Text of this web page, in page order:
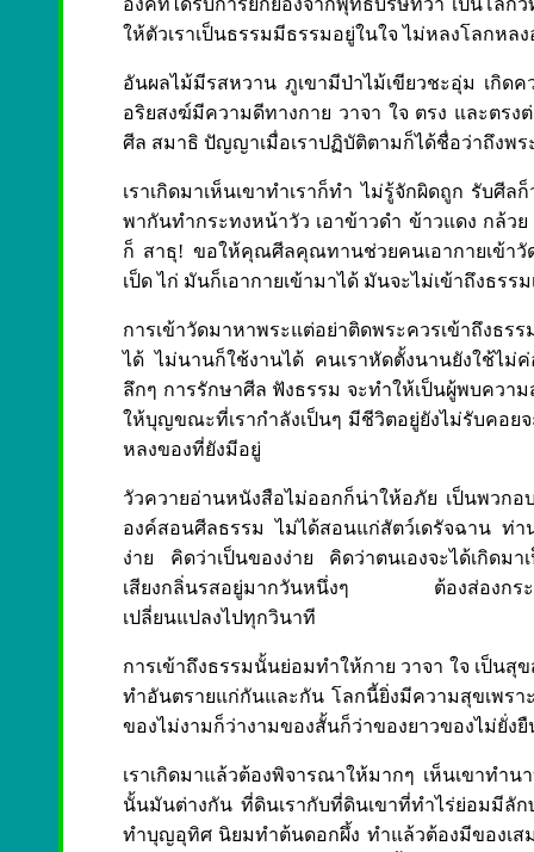
องค์ที่ได้รับการยกย่องจากพุทธบริษัทว่า เป็นโลก
ให้ตัวเราเป็นธรรมมีธรรมอยู่ในใจ ไม่หลงโลกห
อันผลไม้มีรสหวาน ภูเขามีป่าไม้เขียวชะอุ่ม เกิด
อริยสงฆ์มีความดีทางกาย วาจา ใจ ตรง และตร
ศีล สมาธิ ปัญญาเมื่อเราปฏิบัติตามก็ได้ชื่อว่าถึงพ
เราเกิดมาเห็นเขาทำเราก็ทำ ไม่รู้จักผิดถูก รับศี
พากันทำกระทงหน้าวัว เอาข้าวดำ ข้าวแดง กล้ว
ก็ สาธุ! ขอให้คุณศีลคุณทานช่วยคนเอากายเข้าวั
เป็ด ไก่ มันก็เอากายเข้ามาได้ มันจะไม่เข้าถึงธรร
การเข้าวัดมาหาพระแต่อย่าติดพระควรเข้าถึงธ
ได้ ไม่นานก็ใช้งานได้ คนเราหัดตั้งนานยังใช้ไม่
ลึกๆ การรักษาศีล ฟังธรรม จะทำให้เป็นผู้พบควา
ให้บุญขณะที่เรากำลังเป็นๆ มีชีวิตอยู่ยังไม่รับคอยจ
หลงของที่ยังมีอยู่
วัวควายอ่านหนังสือไม่ออกก็น่าให้อภัย เป็นพวก
องค์สอนศีลธรรม ไม่ได้สอนแก่สัตว์เดรัจฉาน ท่า
ง่าย คิดว่าเป็นของง่าย คิดว่าตนเองจะได้เกิดม
เสียงกลิ่นรสอยู่มากวันหนึ่งๆ ต้องส่องกระจกดู
เปลี่ยนแปลงไปทุกวินาที
การเข้าถึงธรรมนั้นย่อมทำให้กาย วาจา ใจ เป็นสุ
ทำอันตรายแก่กันและกัน โลกนี้ยิ่งมีความสุขเพรา
ของไม่งามก็ว่างามของสั้นก็ว่าของยาวของไม่ยั่
เราเกิดมาแล้วต้องพิจารณาให้มากๆ เห็นเขาทำ
นั้นมันต่างกัน ที่ดินเรากับที่ดินเขาที่ทำไร่ย่อมมีลัก
ทำบุญอุทิศ นิยมทำต้นดอกผึ้ง ทำแล้วต้องมีของเ